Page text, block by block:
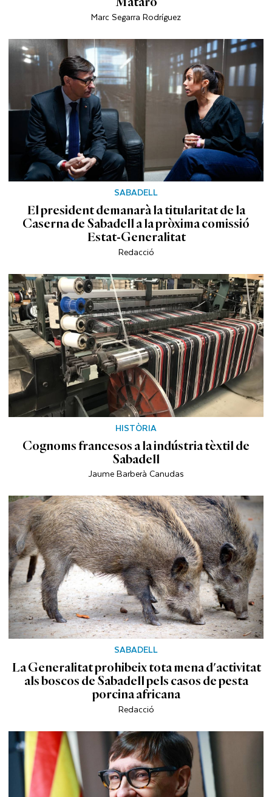
Marc Segarra Rodríguez
SABADELL
El president demanarà la titularitat de la
Caserna de Sabadell a la pròxima comissió
Estat-Generalitat
Redacció
HISTÒRIA
Cognoms francesos a la indústria tèxtil de
Sabadell
Jaume Barberà Canudas
SABADELL
La Generalitat prohibeix tota mena d'activitat
als boscos de Sabadell pels casos de pesta
porcina africana
Redacció